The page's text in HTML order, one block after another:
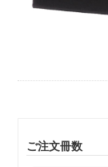
ご注文冊数